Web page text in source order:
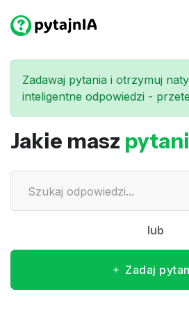
Zadawaj pytania i otrzymuj
inteligentne odpowiedzi -
Jakie masz
lub
Zadaj